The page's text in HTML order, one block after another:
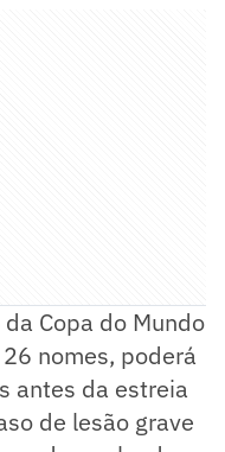
Copa do Mundo
nomes, poderá
antes da estreia
de lesão grave